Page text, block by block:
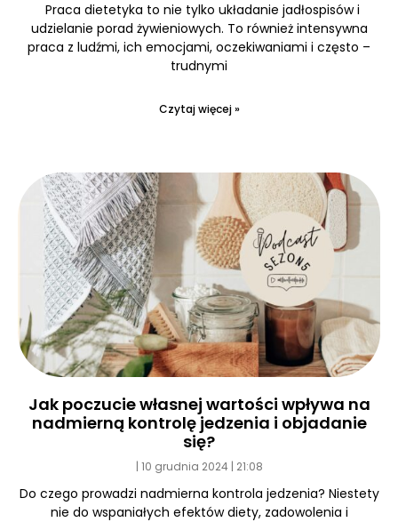
Praca dietetyka to nie tylko układanie jadłospisów i
udzielanie porad żywieniowych. To również intensywna
praca z ludźmi, ich emocjami, oczekiwaniami i często –
trudnymi
Czytaj więcej »
Jak poczucie własnej wartości wpływa na
nadmierną kontrolę jedzenia i objadanie
się?
10 grudnia 2024 21:08
Do czego prowadzi nadmierna kontrola jedzenia? Niestety
nie do wspaniałych efektów diety, zadowolenia i